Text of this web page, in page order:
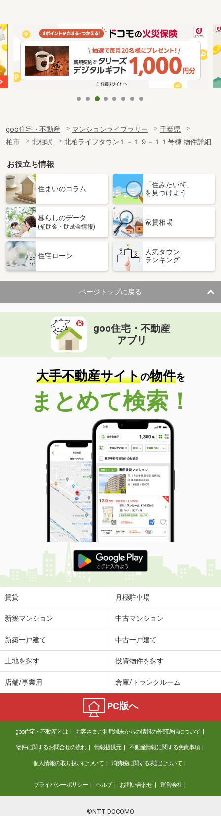
goo住宅・不動産 マンションライブラリー
千葉県
柏市
北柏駅 北柏ライフタウン１－１９－１１号棟 物件詳細
お役立ち情報
住まいのコラム
「住みたい街」
を見つけよう
暮らしのデータ
(補助金・助成金情報)
家賃相場
住宅ローン
人気タウン
ランキング
ページトップに戻る
goo住宅・不動産
アプリ
大手不動産サイトの物件を
まとめて検索！
賃貸 月極駐車場
新築マンション 中古マンション
新築一戸建て 中古一戸建て
土地を探す 投資物件を探す
店舗/事業用 倉庫/トランクルーム
PC版へ
goo住宅・不動産とは お客さまご利用端末からの情報の外部送信について
物件に関するお問合せの流れ 情報提供元 不動産情報に関する免責事項
個人情報の取り扱いについて 消費税に関する表記について
プライバシーポリシー ヘルプ お問い合わせ 運営会社
©NTT DOCOMO